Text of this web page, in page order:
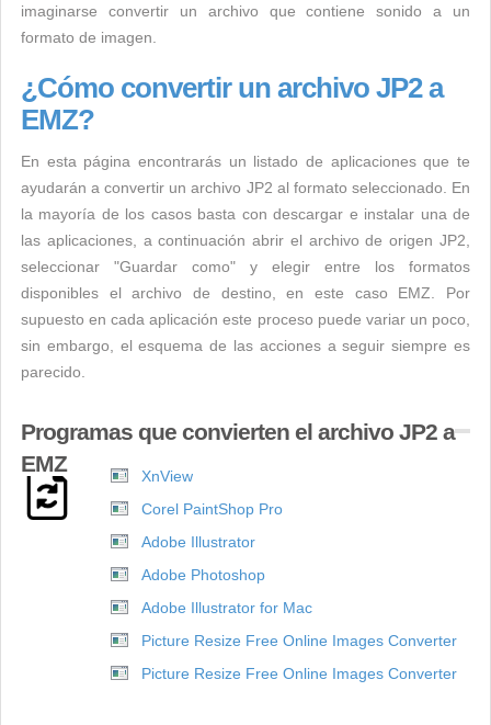
imaginarse convertir un archivo que contiene sonido a un
formato de imagen.
¿Cómo convertir un archivo JP2 a
EMZ?
En esta página encontrarás un listado de aplicaciones que te
ayudarán a convertir un archivo JP2 al formato seleccionado. En
la mayoría de los casos basta con descargar e instalar una de
las aplicaciones, a continuación abrir el archivo de origen JP2,
seleccionar "Guardar como" y elegir entre los formatos
disponibles el archivo de destino, en este caso EMZ. Por
supuesto en cada aplicación este proceso puede variar un poco,
sin embargo, el esquema de las acciones a seguir siempre es
parecido.
Programas que convierten el archivo JP2 a
EMZ
XnView
Corel PaintShop Pro
Adobe Illustrator
Adobe Photoshop
Adobe Illustrator for Mac
Picture Resize Free Online Images Converter
Picture Resize Free Online Images Converter